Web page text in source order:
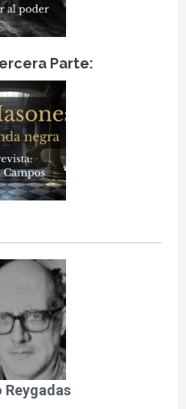
Parte:
Reygadas